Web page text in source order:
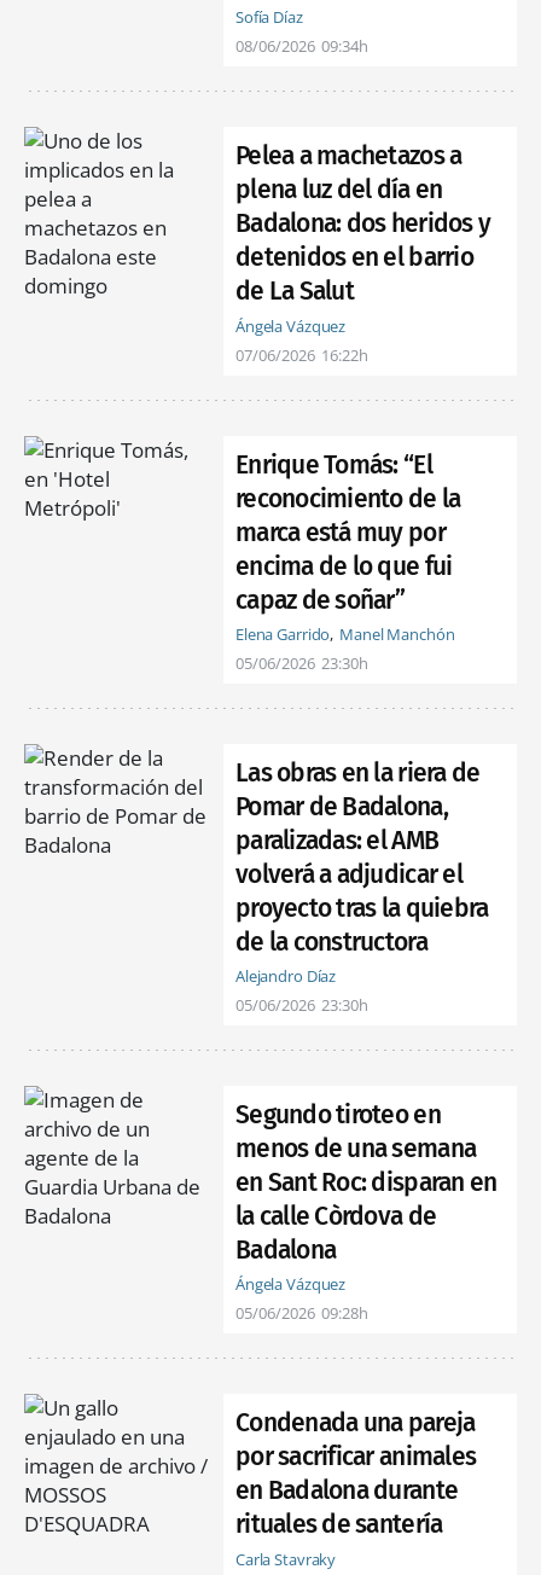
Sofía Díaz
08/06/2026 09:34h
Pelea a machetazos a
plena luz del día en
Badalona: dos heridos y
detenidos en el barrio
de La Salut
Ángela Vázquez
07/06/2026 16:22h
Enrique Tomás: “El
reconocimiento de la
marca está muy por
encima de lo que fui
capaz de soñar”
Elena Garrido Manel Manchón
05/06/2026 23:30h
Las obras en la riera de
Pomar de Badalona,
paralizadas: el AMB
volverá a adjudicar el
proyecto tras la quiebra
de la constructora
Alejandro Díaz
05/06/2026 23:30h
Segundo tiroteo en
menos de una semana
en Sant Roc: disparan en
la calle Còrdova de
Badalona
Ángela Vázquez
05/06/2026 09:28h
Condenada una pareja
por sacrificar animales
en Badalona durante
rituales de santería
Carla Stavraky